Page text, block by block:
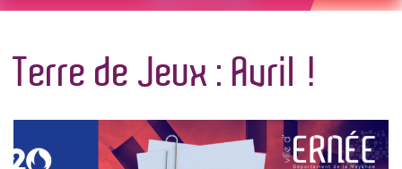
Terre de Jeux : Avril !